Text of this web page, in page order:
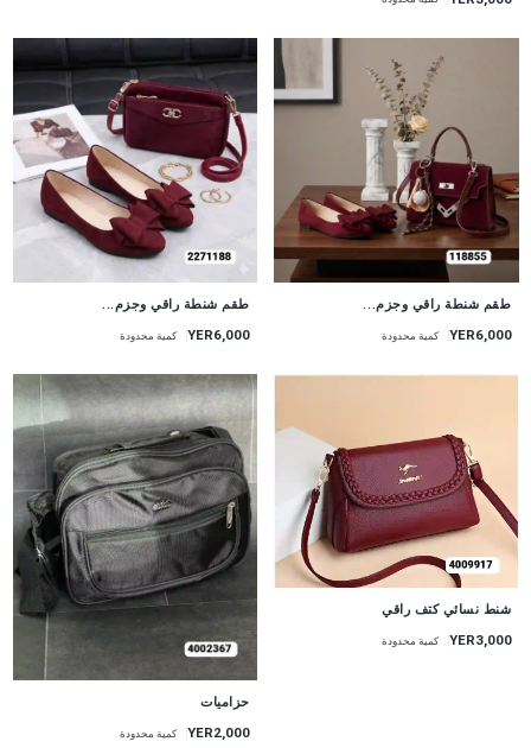
طقم شنطة راقي وجزم...
YER6,000 كمية محدودة
طقم شنطة راقي وجزم...
YER6,000 كمية محدودة
شنط نسائي كتف راقي
YER3,000 كمية محدودة
حزاميات
YER2,000 كمية محدودة